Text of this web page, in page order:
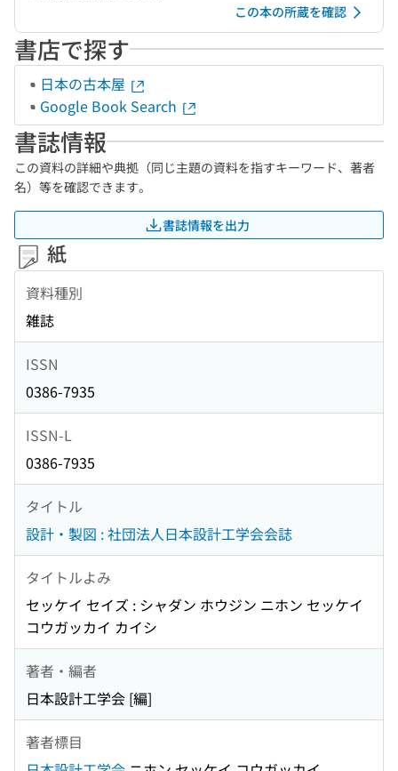
この本の所蔵を確認
書店で探す
日本の古本屋
Google Book Search
書誌情報
この資料の詳細や典拠（同じ主題の資料を指すキーワード、著者
名）等を確認できます。
書誌情報を出力
紙
資料種別
雑誌
ISSN
0386-7935
ISSN-L
0386-7935
タイトル
設計・製図 : 社団法人日本設計工学会会誌
タイトルよみ
セッケイ セイズ : シャダン ホウジン ニホン セッケイ
コウガッカイ カイシ
著者・編者
日本設計工学会 [編]
著者標目